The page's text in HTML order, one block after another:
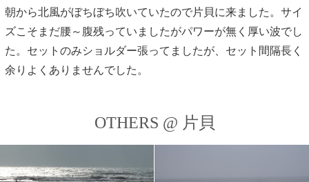
朝から北風がぼちぼち吹いていたので片貝に来ました。サイ
ズこそまだ腰～腹残っていましたがパワーが無く厚い波でし
た。セットのみショルダー張ってましたが、セット間隔長く
余りよくありませんでした。
OTHERS @ 片貝